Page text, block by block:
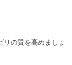
リの質を高めましょ